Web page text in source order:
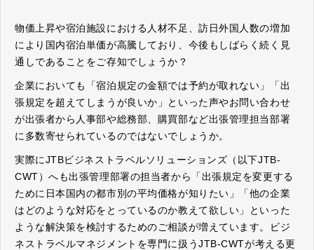
物価上昇や宿泊施設における人材不足、訪日外国人数の増加
により国内宿泊単価が高騰しており、今後もしばらく続く見
通しであることをご存知でしょうか？
企業においても「宿泊規定の金額では予約が取れない」「出
張規定を超えてしまうが良いか」といった声やお問い合わせ
が出張者から人事部や総務部、購買部など出張管理担当部署
に多数寄せられているのではないでしょうか。
実際にJTBビジネストラベルソリューションズ（以下JTB-
CWT）へも出張管理部署の担当者から「出張規定を変更する
ために日本国内の都市別の平均価格が知りたい」「他の企業
はどのような対応をとっているのか教えて欲しい」といった
ような解決策を検討するためのご相談が増えています。ビジ
ネストラベルマネジメントを専門に扱うJTB-CWTが考える更